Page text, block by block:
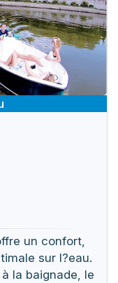
un confort,
sur l?eau.
la baignade, le